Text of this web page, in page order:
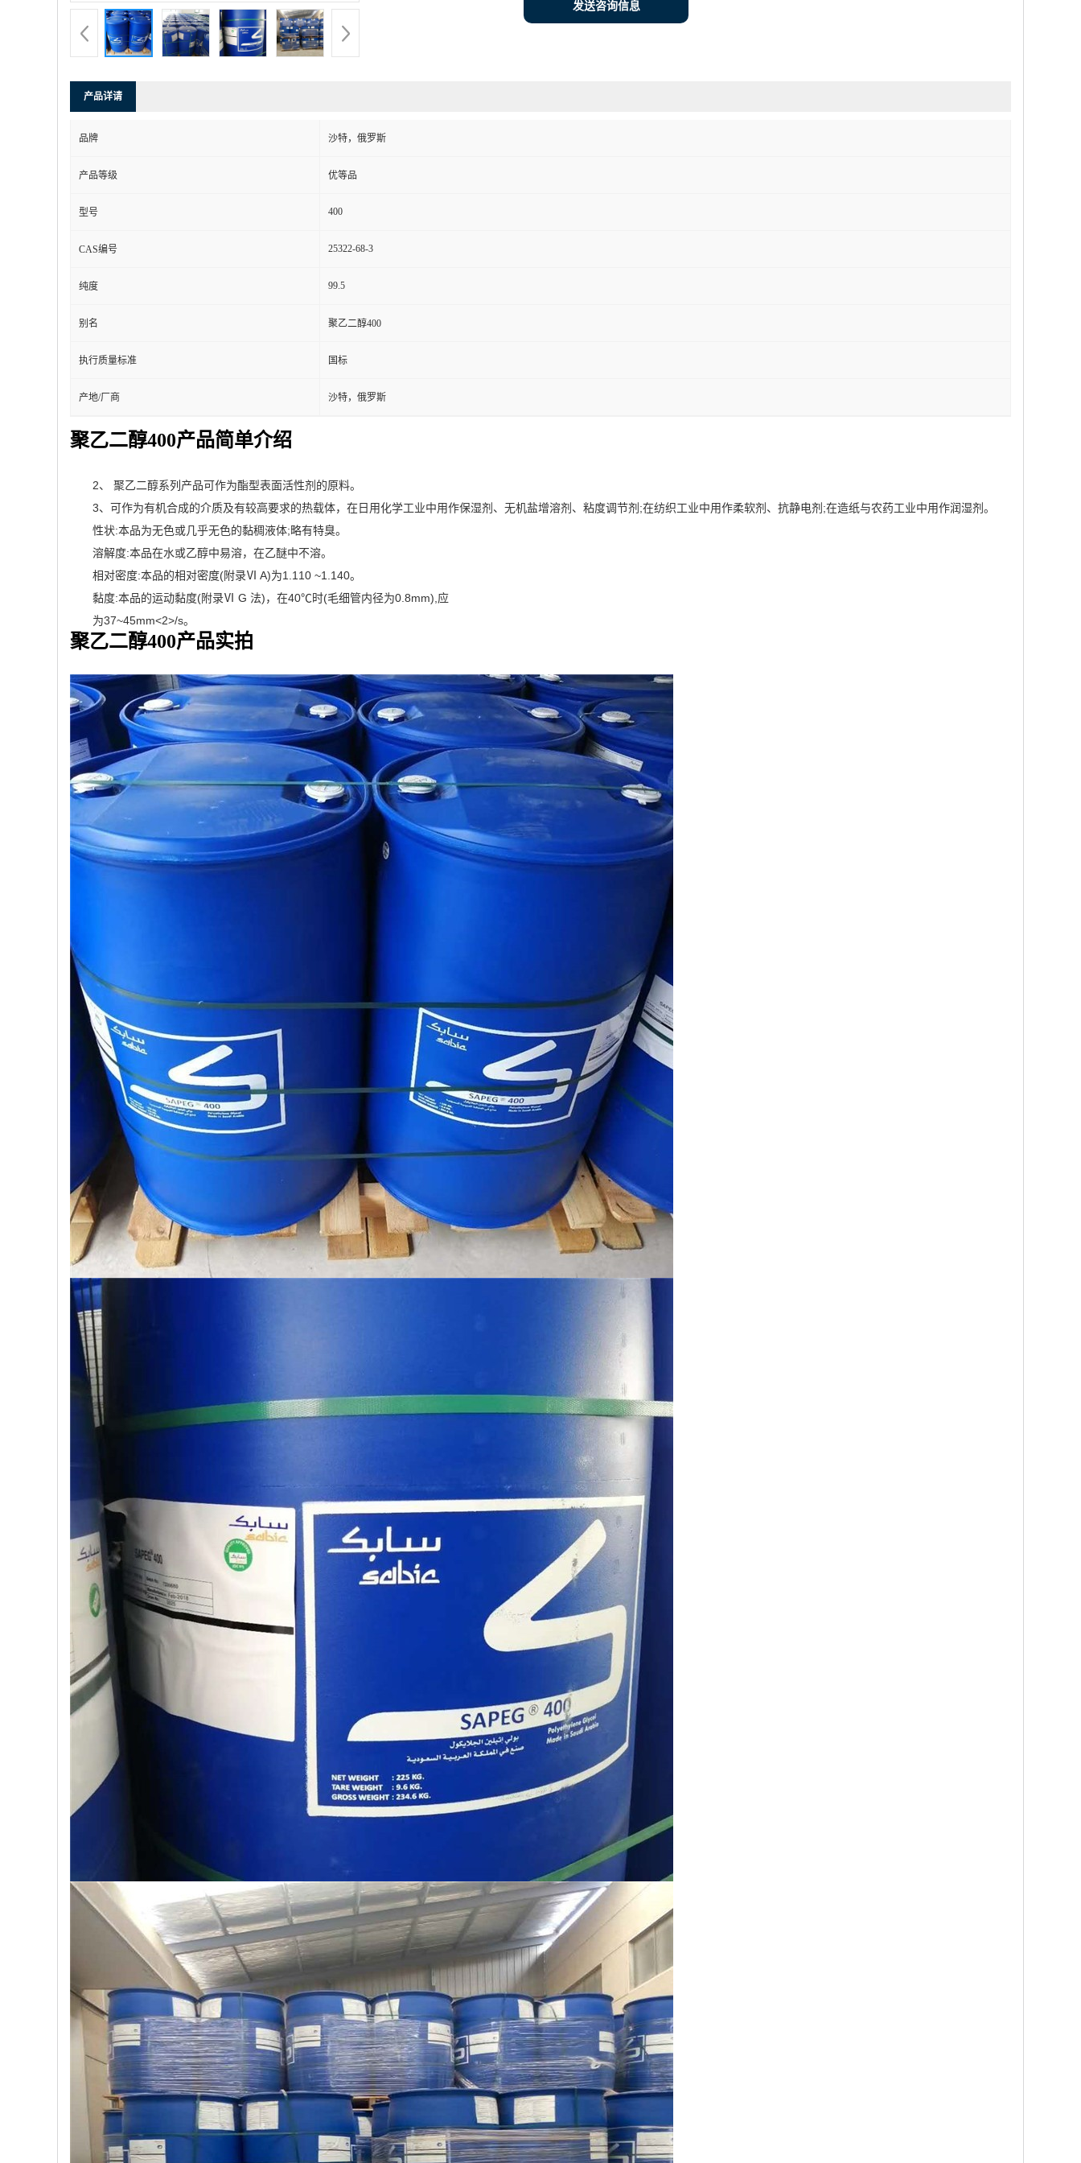
发送咨询信息
产品详请
品牌 沙特，俄罗斯
产品等级 优等品
型号 400
CAS编号 25322-68-3
纯度 99.5
别名 聚乙二醇400
执行质量标准 国标
产地/厂商 沙特，俄罗斯
聚乙二醇400产品简单介绍
2、 聚乙二醇系列产品可作为酯型表面活性剂的原料。
3、可作为有机合成的介质及有较高要求的热载体，在日用化学工业中用作保湿剂、无机盐增溶剂、粘度调节剂;在纺织工业中用作柔软剂、抗静电剂;在造纸与农药工业中用作润湿剂。
性状:本品为无色或几乎无色的黏稠液体;略有特臭。
溶解度:本品在水或乙醇中易溶，在乙醚中不溶。
相对密度:本品的相对密度(附录Ⅵ A)为1.110 ~1.140。
黏度:本品的运动黏度(附录Ⅵ G 法)，在40℃时(毛细管内径为0.8mm),应
为37~45mm<2>/s。
聚乙二醇400产品实拍